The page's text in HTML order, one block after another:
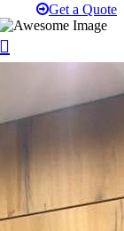
Get a Quote